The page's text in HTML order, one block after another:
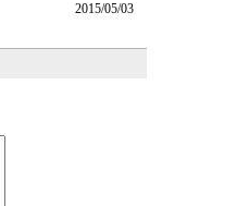
2015/05/03